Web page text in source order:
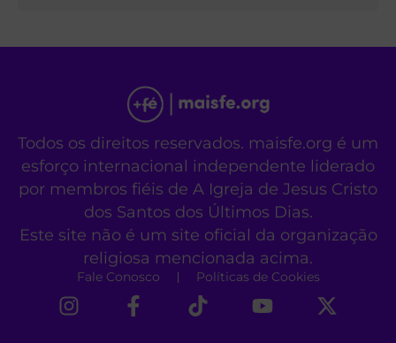
Todos os direitos reservados. maisfe.org é um
esforço internacional independente liderado
por membros fiéis de A Igreja de Jesus Cristo
dos Santos dos Últimos Dias.
Este site não é um site oficial da organização
religiosa mencionada acima.
Fale Conosco Políticas de Cookies